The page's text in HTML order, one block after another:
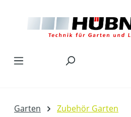
Garten Zubehör Garten